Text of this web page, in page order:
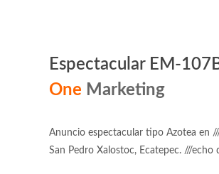
Espectacular EM-107B
One Marketing
Anuncio espectacular tipo Azotea en
San Pedro Xalostoc, Ecatepec. ///echo